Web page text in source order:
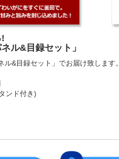
ル&目録セット」
ル&目録セット」でお届け致します。
ンド付き)